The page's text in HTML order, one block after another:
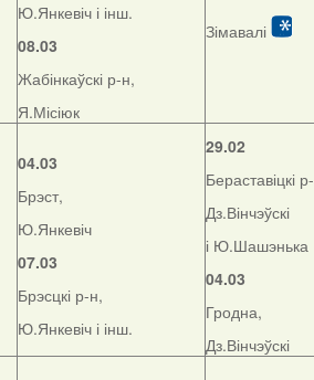
Ю.Янкевіч і інш.
08.03
Жабінкаўскі р-н,
Я.Місіюк
Зімавалі
04.03
Брэст,
Ю.Янкевіч
07.03
Брэсцкі р-н,
Ю.Янкевіч і інш.
29.02
Бераставіцкі
Дз.Вінчэўскі
і Ю.Шашэнька
04.03
Гродна,
Дз.Вінчэўскі